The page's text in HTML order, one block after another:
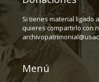
Si tienes material ligado
quieres compartirlo con
Menú